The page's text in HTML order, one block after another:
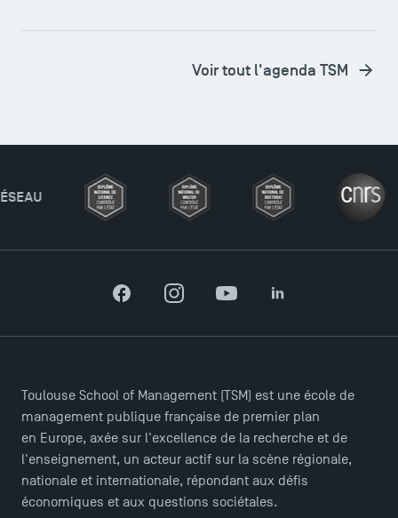
Programme et le Master Finance en décembre
Trouvez votre Master pour l’année 2024-2025
2024-2025 à TSM !
Mobilité sortante
Les meilleurs mémoires du M2 Comptabilité
récompensés
Voir tout l'agenda TSM
FacebookInstagramYouTubeLinkedIn
Toulouse School of Management (TSM) est une école de
management publique française de premier plan
en Europe, axée sur l'excellence de la recherche et de
l'enseignement, un acteur actif sur la scène régionale,
nationale et internationale, répondant aux défis
économiques et aux questions sociétales.